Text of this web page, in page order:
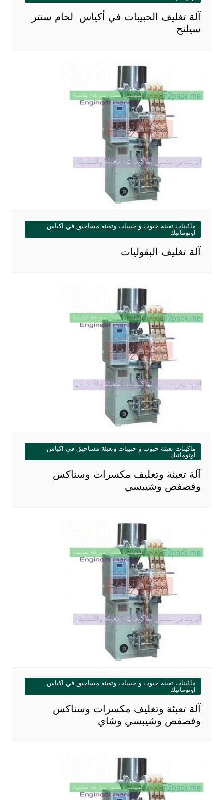
آلة تغليف الحبيبات في أكياس لحام سنتر
سيلنج
ماكينات تعبئة حبوب و حبيبات وتعبئة مساحيق في اكياس
اوتوماتيك
آلة تغليف البقوليات
ماكينات تعبئة حبوب و حبيبات وتعبئة مساحيق في اكياس
اوتوماتيك
آلة تعبئة وتغليف مكسرات وسناكس
وفصفص وشيبسي
ماكينات تعبئة حبوب و حبيبات وتعبئة مساحيق في اكياس
اوتوماتيك
آلة تعبئة وتغليف مكسرات وسناكس
وفصفص وشيبسي وشاي